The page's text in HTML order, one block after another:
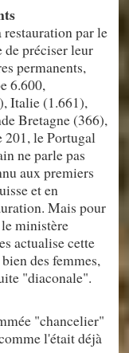
restauration par le
de préciser leur
permanents,
6.600,
Italie (1.661),
Bretagne (366),
201, le Portugal
ne parle pas
aux premiers
et en
Mais pour
ministère
actualise cette
des femmes,
"diaconale".
"chancelier"
l'était déjà